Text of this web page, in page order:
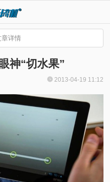
章详情
神“切水果”
2013-04-19 11:12